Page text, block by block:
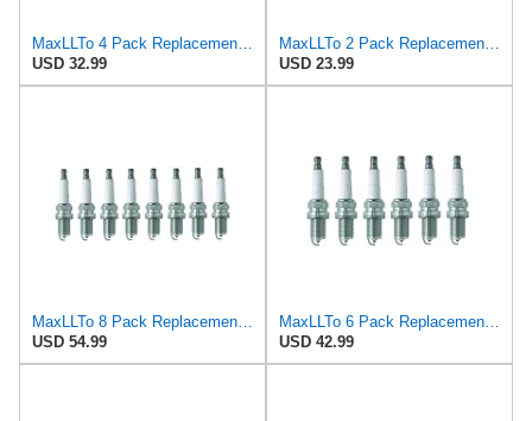
MaxLLTo 4 Pack Replacement 5791 V-Power Spark Plug for Bosch FR5DCX for Champion RC7YCC4 for DENSO
USD 32.99
MaxLLTo 2 Pack Replacement 5791 V-Power Spark Plug for Bosch FR5DCX for Champion RC7YCC4 for DENSO
USD 23.99
MaxLLTo 8 Pack Replacement 5791 V-Power Spark Plug for Bosch FR5DCX for Champion RC7YCC4 for DENSO
USD 54.99
MaxLLTo 6 Pack Replacement 5791 V-Power Spark Plug for Bosch FR5DCX for Champion RC7YCC4 for DENSO
USD 42.99